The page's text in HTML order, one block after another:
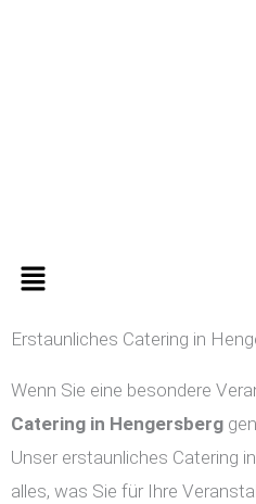
Menü
Erstaunliches Catering in
Wenn Sie eine besondere
Catering in Hengersberg
Unser erstaunliches Catering
alles, was Sie für Ihre